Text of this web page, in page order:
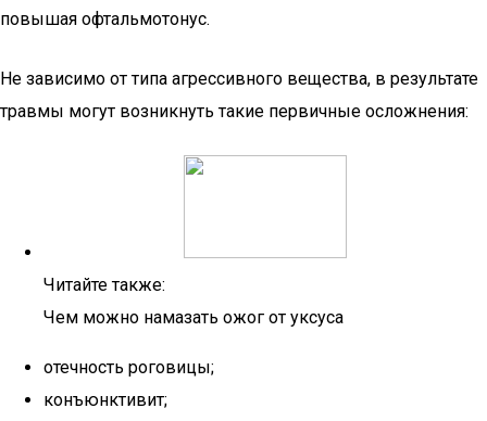
повышая офтальмотонус.
Не зависимо от типа агрессивного вещества, в результате
травмы могут возникнуть такие первичные осложнения:
Читайте также:
Чем можно намазать ожог от уксуса
отечность роговицы;
конъюнктивит;